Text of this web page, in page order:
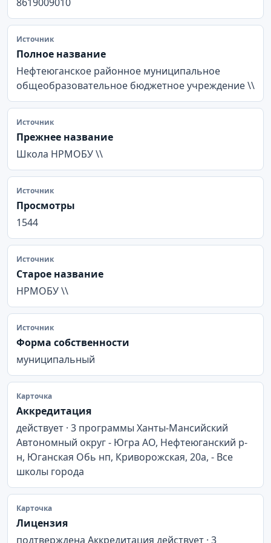
Источник
Полное название
Нефтеюганское районное муниципальное
общеобразовательное бюджетное учреждение \\
Источник
Прежнее название
Школа НРМОБУ \\
Источник
Просмотры
1544
Источник
Старое название
НРМОБУ \\
Источник
Форма собственности
муниципальный
Карточка
Аккредитация
действует · 3 программы Ханты-Мансийский
Автономный округ - Югра АО, Нефтеюганский р-
н, Юганская Обь нп, Криворожская, 20а, - Все
школы города
Карточка
Лицензия
подтверждена Аккредитация действует · 3